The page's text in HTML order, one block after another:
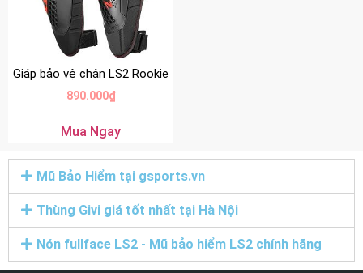
Giáp bảo vệ chân LS2 Rookie
890.000₫
Mua Ngay
Mũ Bảo Hiểm tại gsports.vn
Thùng Givi giá tốt nhất tại Hà Nội
Nón fullface LS2 - Mũ bảo hiểm LS2 chính hãng